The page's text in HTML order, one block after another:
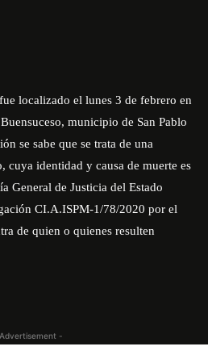
localizado el lunes 3 de febrero en
municipio de San Pablo
se sabe que se trata de una
cuya identidad y causa de muerte es
General de Justicia del Estado
CI.A.ISPM-1/78/2020 por el
de quien o quienes resulten
-